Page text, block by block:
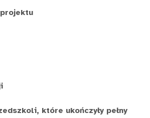
które ukończyły pełny